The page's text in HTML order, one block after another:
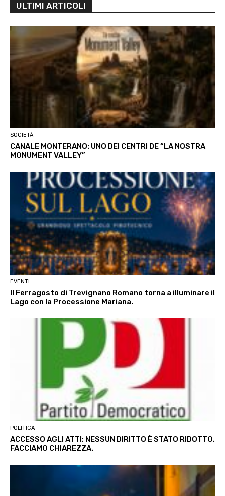
ULTIMI ARTICOLI
SOCIETÀ
CANALE MONTERANO: UNO DEI CENTRI DE “LA NOSTRA
MONUMENT VALLEY”
EVENTI
Il Ferragosto di Trevignano Romano torna a illuminare il
Lago con la Processione Mariana.
POLITICA
ACCESSO AGLI ATTI: NESSUN DIRITTO È STATO RIDOTTO.
FACCIAMO CHIAREZZA.